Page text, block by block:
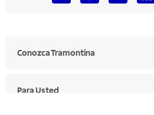
Conozca Tramontina
Para Usted